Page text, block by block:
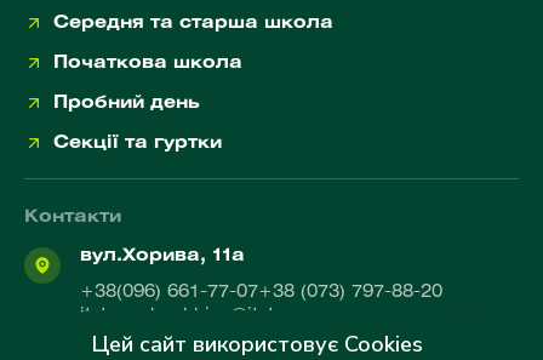
Середня та старша школа
Початкова школа
Пробний день
Секції та гуртки
Контакти
вул.Хорива, 11а
+38(096) 661-77-07+38 (073) 797-88-20
itstepschool.kiev@itstep.org
10:00-19:00
Цей сайт використовує Cookies